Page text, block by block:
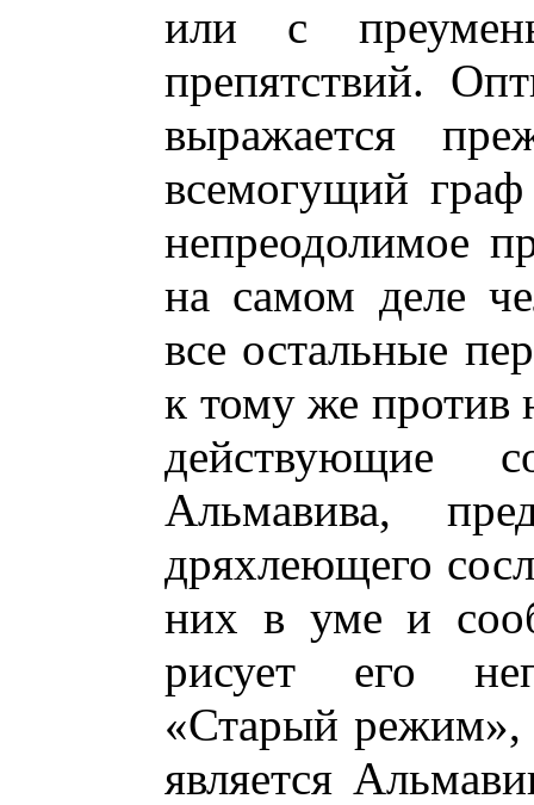
или с
препятствий.
выражается
всемогущий
непреодолимое
на самом деле
все остальные
к тому же против
действующие
Альмавива,
дряхлеющего
них в уме и
рисует его
«Старый режим»,
является